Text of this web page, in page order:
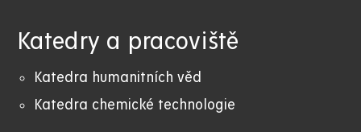
Katedry a pracoviště
Katedra humanitních věd
Katedra chemické technologie